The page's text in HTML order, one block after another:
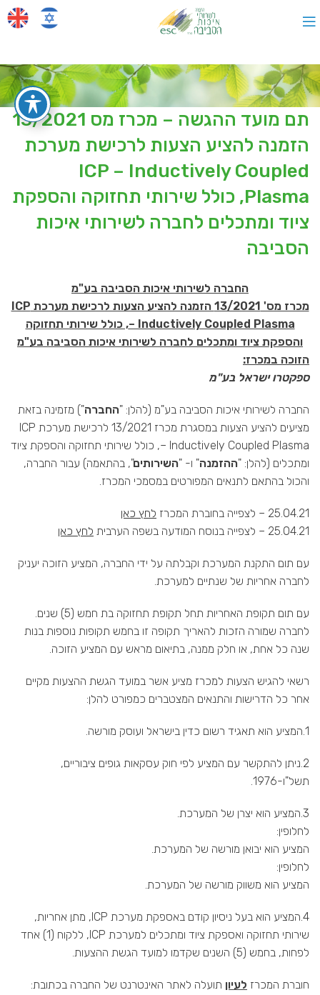
תם מועד ההגשה – מכרז מס 13/2021
הזמנה להציע הצעות לרכישת מערכת
ICP – Inductively Coupled
Plasma, כולל שירותי תחזוקה והספקת
ציוד ומתכלים לחברה לשירותי איכות
הסביבה
החברה לשירותי איכות הסביבה בע"מ
מכרז מס' 13/2021 הזמנה להציע הצעות לרכישת מערכת ICP
– Inductively Coupled Plasma, כולל שירותי תחזוקה
והספקת ציוד ומתכלים לחברה לשירותי איכות הסביבה בע"מ
הזוכה במכרז:
ספקטרו ישראל בע"מ
החברה לשירותי איכות הסביבה בע"מ (להלן: "החברה") מזמינה בזאת
מציעים להציע הצעות במסגרת מכרז 13/2021 לרכישת מערכת ICP
– Inductively Coupled Plasma, כולל שירותי תחזוקה והספקת ציוד
ומתכלים (להלן: "ההזמנה" ו- "השירותים", בהתאמה) עבור החברה,
והכול בהתאם לתנאים המפורטים במסמכי המכרז.
25.04.21 – לצפייה בחוברת המכרז
לחץ כאן
25.04.21 – לצפייה בנוסח המודעה בשפה הערבית
לחץ כאן
עם תום התקנת המערכת וקבלתה על ידי החברה, המציע הזוכה יעניק
לחברה אחריות של שנתיים למערכת.
עם תום תקופת האחריות תחל תקופת תחזוקה בת חמש (5) שנים.
לחברה שמורה הזכות להאריך תקופה זו בחמש תקופות נוספות בנות
שנה כל אחת, או חלק ממנה, בתיאום מראש עם המציע הזוכה.
רשאי להגיש הצעות למכרז מציע אשר במועד הגשת ההצעות מקיים
אחר כל הדרישות והתנאים המצטברים כמפורט להלן:
1.המציע הוא תאגיד רשום כדין בישראל ועוסק מורשה.
2.ניתן להתקשר עם המציע לפי חוק עסקאות גופים ציבוריים,
תשל"ו-1976.
3.המציע הוא יצרן של המערכת.
לחלופין:
המציע הוא יבואן מורשה של המערכת.
לחלופין:
המציע הוא משווק מורשה של המערכת.
4.המציע הוא בעל ניסיון קודם באספקת מערכת ICP, מתן אחריות,
שירותי תחזוקה ואספקת ציוד ומתכלים למערכת ICP, ללקוח (1) אחד
לפחות, בחמש (5) השנים שקדמו למועד הגשת ההצעות.
חוברת המכרז לעיון תועלה לאתר האינטרנט של החברה בכתובת: